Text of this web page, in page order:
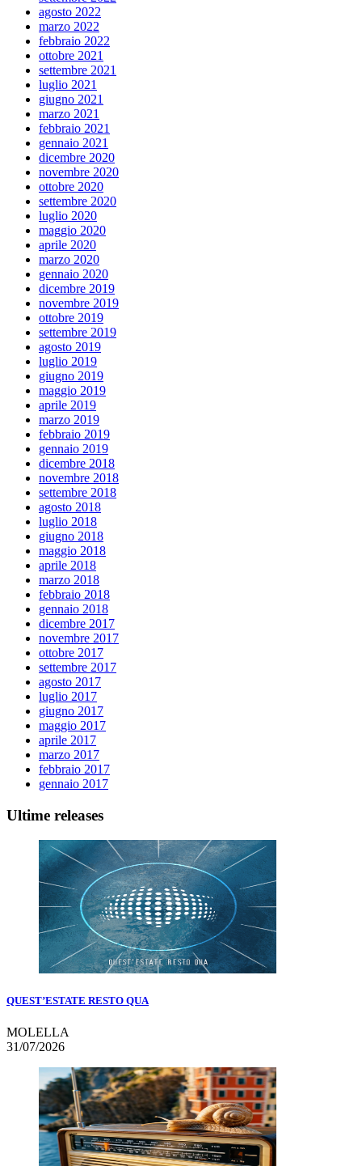
agosto 2022
marzo 2022
febbraio 2022
ottobre 2021
settembre 2021
luglio 2021
giugno 2021
marzo 2021
febbraio 2021
gennaio 2021
dicembre 2020
novembre 2020
ottobre 2020
settembre 2020
luglio 2020
maggio 2020
aprile 2020
marzo 2020
gennaio 2020
dicembre 2019
novembre 2019
ottobre 2019
settembre 2019
agosto 2019
luglio 2019
giugno 2019
maggio 2019
aprile 2019
marzo 2019
febbraio 2019
gennaio 2019
dicembre 2018
novembre 2018
settembre 2018
agosto 2018
luglio 2018
giugno 2018
maggio 2018
aprile 2018
marzo 2018
febbraio 2018
gennaio 2018
dicembre 2017
novembre 2017
ottobre 2017
settembre 2017
agosto 2017
luglio 2017
giugno 2017
maggio 2017
aprile 2017
marzo 2017
febbraio 2017
gennaio 2017
Ultime releases
QUEST’ESTATE RESTO QUA
MOLELLA
31/07/2026